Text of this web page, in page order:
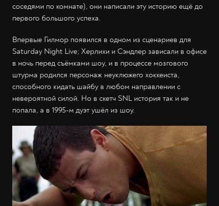
соседями по комнате), они написали эту историю ещё до
первого большого успеха.
Впервые Гилмор появился в одном из сценариев для
Saturday Night Live; Херлихи и Сэндлер зависали в офисе
в ночь перед съёмками шоу, и в процессе мозгового
штурма родился персонаж неуклюжего хоккеиста,
способного кидать шайбу в любом направлении с
невероятной силой. Но в скетч SNL история так и не
попала, а в 1995-м дуэт ушёл из шоу.